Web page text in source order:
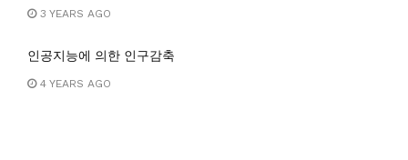
3 YEARS AGO
인공지능에 의한 인구감축
4 YEARS AGO